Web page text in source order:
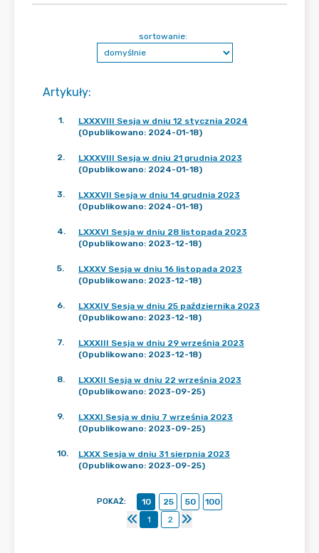
Artykuły:
sortowanie:
1.
LXXXVIII Sesja w dniu 12 stycznia 2024
(Opublikowano: 2024-01-18)
2.
LXXXVIII Sesja w dniu 21 grudnia 2023
(Opublikowano: 2024-01-18)
3.
LXXXVII Sesja w dniu 14 grudnia 2023
(Opublikowano: 2024-01-18)
4.
LXXXVI Sesja w dniu 28 listopada 2023
(Opublikowano: 2023-12-18)
5.
LXXXV Sesja w dniu 16 listopada 2023
(Opublikowano: 2023-12-18)
6.
LXXXIV Sesja w dniu 25 października 2023
(Opublikowano: 2023-12-18)
7.
LXXXIII Sesja w dniu 29 września 2023
(Opublikowano: 2023-12-18)
8.
LXXXII Sesja w dniu 22 września 2023
(Opublikowano: 2023-09-25)
9.
LXXXI Sesja w dniu 7 września 2023
(Opublikowano: 2023-09-25)
10.
LXXX Sesja w dniu 31 sierpnia 2023
(Opublikowano: 2023-09-25)
POKAŻ: 10 25 50
100
1
2